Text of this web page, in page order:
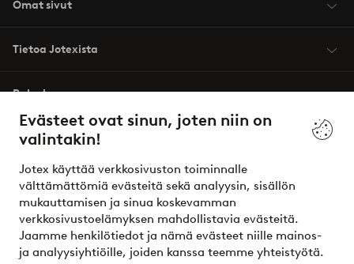
Evästeet ovat sinun, joten niin on
valintakin!
Jotex käyttää verkkosivuston toiminnalle
välttämättömiä evästeitä sekä analyysin, sisällön
mukauttamisen ja sinua koskevamman
verkkosivustoelämyksen mahdollistavia evästeitä.
Jaamme henkilötiedot ja nämä evästeet niille mainos-
ja analyysiyhtiöille, joiden kanssa teemme yhteistyötä.
Omat sivut
Tietoa Jotexista
Palvelumme
Ehdot
Ystävät
Turvalliset maksut – maksa nyt tai erissä